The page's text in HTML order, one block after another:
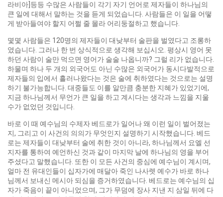
라비아]등등 수많은 사람들이 각기 자기 언어로 제자들이 하나님의
큰 일에 대해서 말하는 것을 듣게 되었습니다. 사람들은 이 일을 어떻
게 받아들여야 할지 어쩔 줄 몰라 어리둥절하고 했습니다.
몇몇 사람들은 120명의 제자들이 대낮부터 술판을 벌였다고 조롱하
였습니다. 그러나 한 번 상식적으로 생각해 보십시오. 평상시 영어 못
하던 사람이 술만 먹으면 영어가 술술 나옵니까? 그럴 리가 없습니다.
하물며 하나 두 개의 외국어도 아닌 수많은 외국어가 동시다발적으로
제자들의 입에서 흘러나왔다는 것은 술에 취하였다는 것으로는 설명
하기 불가능합니다. 대중들도 이를 알만큼 충분한 지혜가 있었기에,
지금 하나님께서 무언가 큰 일을 하고 계시다는 생각과 느낌을 지울
수가 없었던 것입니다.
바로 이 때 예수님의 수제자 베드로가 일어나 왜 이런 일이 벌어졌는
지, 그리고 이 사건의 의의가 무엇인지 설명하기 시작했습니다. 베드
로는 제자들이 대낮부터 술에 취한 것이 아니라, 하나님께서 요엘 선
지자를 통하여 예언하신 것과 같이 마지막 날에 하나님의 영을 부어
주셨다고 말했습니다. 또한 이 모든 사건의 중심에 예수님이 계시며,
얼마 전 유대인들이 십자가에 매달아 죽인 나사렛 예수가 바로 하나
님께서 보내신 메시아 되심을 증거하였습니다. 베드로는 예수님의 십
자가 죽음이 끝이 아니었으며, 그가 무덤에 장사 지낸 지 삼일 뒤에 다